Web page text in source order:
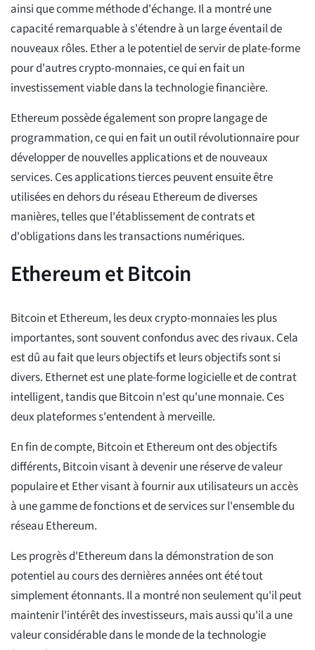
ainsi que comme méthode d'échange. Il a montré une
capacité remarquable à s'étendre à un large éventail de
nouveaux rôles. Ether a le potentiel de servir de plate-forme
pour d'autres crypto-monnaies, ce qui en fait un
investissement viable dans la technologie financière.
Ethereum possède également son propre langage de
programmation, ce qui en fait un outil révolutionnaire pour
développer de nouvelles applications et de nouveaux
services. Ces applications tierces peuvent ensuite être
utilisées en dehors du réseau Ethereum de diverses
manières, telles que l'établissement de contrats et
d'obligations dans les transactions numériques.
Ethereum et Bitcoin
Bitcoin et Ethereum, les deux crypto-monnaies les plus
importantes, sont souvent confondus avec des rivaux. Cela
est dû au fait que leurs objectifs et leurs objectifs sont si
divers. Ethernet est une plate-forme logicielle et de contrat
intelligent, tandis que Bitcoin n'est qu'une monnaie. Ces
deux plateformes s'entendent à merveille.
En fin de compte, Bitcoin et Ethereum ont des objectifs
différents, Bitcoin visant à devenir une réserve de valeur
populaire et Ether visant à fournir aux utilisateurs un accès
à une gamme de fonctions et de services sur l'ensemble du
réseau Ethereum.
Les progrès d'Ethereum dans la démonstration de son
potentiel au cours des dernières années ont été tout
simplement étonnants. Il a montré non seulement qu'il peut
maintenir l'intérêt des investisseurs, mais aussi qu'il a une
valeur considérable dans le monde de la technologie